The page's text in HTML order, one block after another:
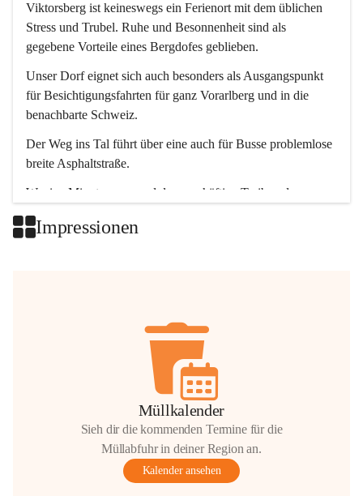
Viktorsberg ist keineswegs ein Ferienort mit dem üblichen
Stress und Trubel. Ruhe und Besonnenheit sind als
gegebene Vorteile eines Bergdofes geblieben.
Unser Dorf eignet sich auch besonders als Ausgangspunkt
für Besichtigungsfahrten für ganz Vorarlberg und in die
benachbarte Schweiz.
Der Weg ins Tal führt über eine auch für Busse problemlose
breite Asphaltstraße.
Wenige Minuten nur, und das geschäftige Treiben der
Impressionen
Müllkalender
Sieh dir die kommenden Termine für die
Müllabfuhr in deiner Region an.
Kalender ansehen